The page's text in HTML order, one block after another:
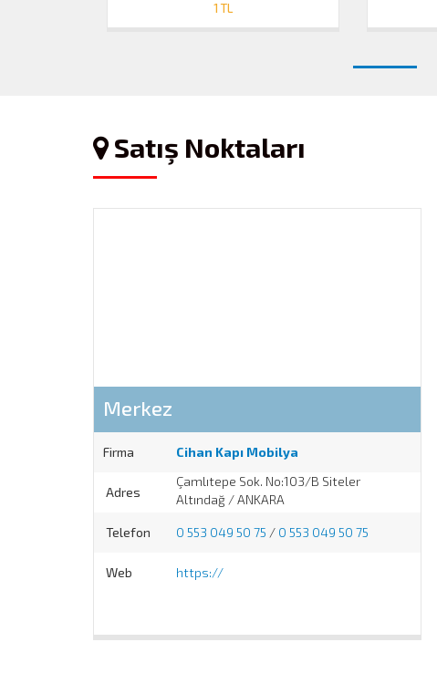
1 TL
Satış Noktaları
Merkez
Firma Cihan Kapı Mobilya
Adres
Çamlıtepe Sok. No:103/B Siteler
Altındağ / ANKARA
Telefon 0 553 049 50 75 / 0 553 049 50 75
Web https://